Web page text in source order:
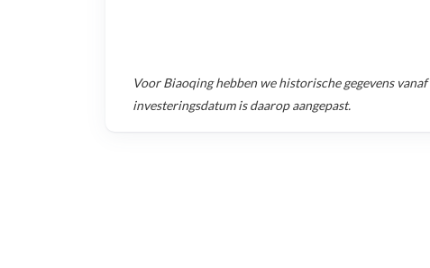
VoorBiaoqinghebben we historische gegevens vanaf
investeringsdatum is daarop aangepast.